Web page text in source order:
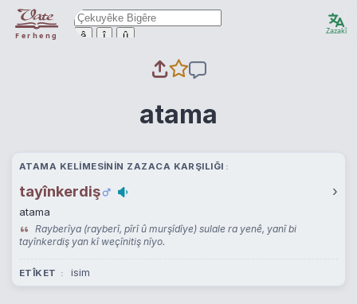
Ferheng ê î û Zazakî
atama
ATAMA KELIMESININ ZAZACA KARŞILIĞI
tayînkerdiş ›
atama
Rayberîya (rayberî, pîrî û murşîdîye) sulale ra yenê, yanî bi
tayînkerdiş yan kî weçînitiş nîyo.
ETÎKET isim